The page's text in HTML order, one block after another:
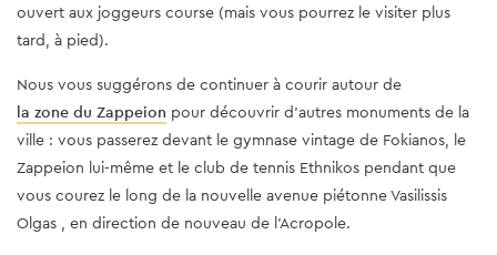
ouvert aux joggeurs course (mais vous pourrez le visiter plus
tard, à pied).
Nous vous suggérons de continuer à courir autour de
la zone du Zappeion pour découvrir d'autres monuments de la
ville : vous passerez devant le gymnase vintage de Fokianos, le
Zappeion lui-même et le club de tennis Ethnikos pendant que
vous courez le long de la nouvelle avenue piétonne Vasilissis
Olgas , en direction de nouveau de l'Acropole.